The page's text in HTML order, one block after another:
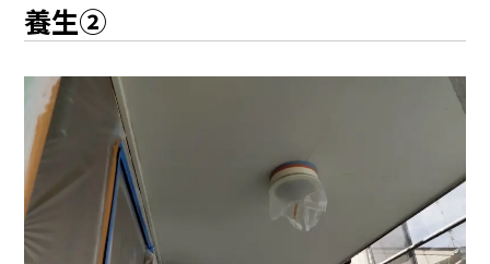
養生②